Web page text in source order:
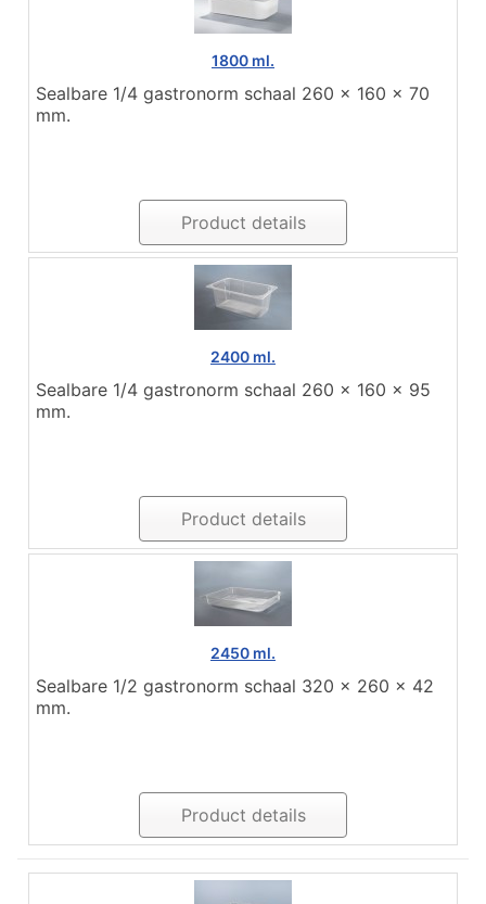
1800 ml.
Sealbare 1/4 gastronorm schaal 260 x 160 x 70
mm.
Product details
2400 ml.
Sealbare 1/4 gastronorm schaal 260 x 160 x 95
mm.
Product details
2450 ml.
Sealbare 1/2 gastronorm schaal 320 x 260 x 42
mm.
Product details